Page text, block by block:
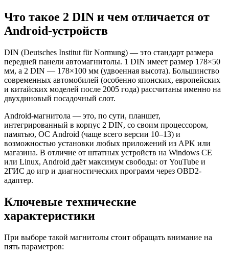
Что такое 2 DIN и чем отличается от
Android-устройств
DIN (Deutsches Institut für Normung) — это стандарт размера
передней панели автомагнитолы. 1 DIN имеет размер 178×50
мм, а 2 DIN — 178×100 мм (удвоенная высота). Большинство
современных автомобилей (особенно японских, европейских
и китайских моделей после 2005 года) рассчитаны именно на
двухдиновый посадочный слот.
Android-магнитола — это, по сути, планшет,
интегрированный в корпус 2 DIN, со своим процессором,
памятью, ОС Android (чаще всего версии 10–13) и
возможностью установки любых приложений из APK или
магазина. В отличие от штатных устройств на Windows CE
или Linux, Android даёт максимум свободы: от YouTube и
2ГИС до игр и диагностических программ через OBD2-
адаптер.
Ключевые технические
характеристики
При выборе такой магнитолы стоит обращать внимание на
пять параметров: